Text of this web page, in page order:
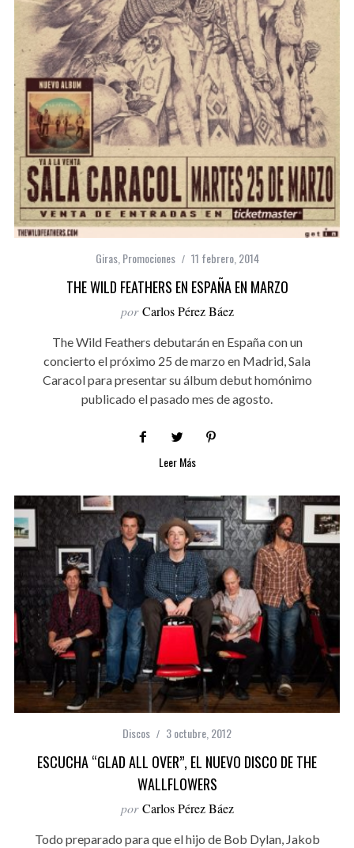
Giras, Promociones 11 febrero, 2014
THE WILD FEATHERS EN ESPAÑA EN MARZO
por Carlos Pérez Báez
The Wild Feathers debutarán en España con un
concierto el próximo 25 de marzo en Madrid, Sala
Caracol para presentar su álbum debut homónimo
publicado el pasado mes de agosto.
Leer Más
Discos 3 octubre, 2012
ESCUCHA “GLAD ALL OVER”, EL NUEVO DISCO DE THE
WALLFLOWERS
por Carlos Pérez Báez
Todo preparado para que el hijo de Bob Dylan, Jakob